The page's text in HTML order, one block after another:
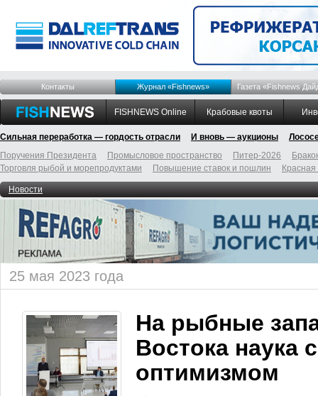
Контакты Журнал «Fishnews» Газета «Fishnews
FISHNEWS Online Крабовые квоты
Сильная переработка — гордость отрасли И вновь — аукционы
Поручения Президента
Промысловое пространство Питер-2026
Торговля рыбой и морепродуктами
Повышение ставок и пошлин
Новости
25 мая 2023 года
На рыбные
Востока наука
оптимизмом